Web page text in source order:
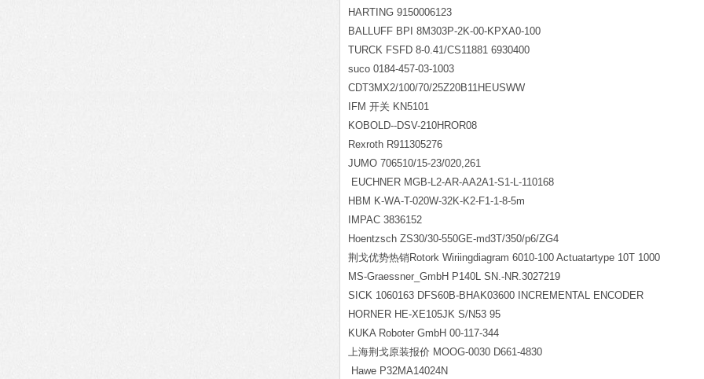
HARTING 9150006123
BALLUFF BPI 8M303P-2K-00-KPXA0-100
TURCK FSFD 8-0.41/CS11881 6930400
suco 0184-457-03-1003
CDT3MX2/100/70/25Z20B11HEUSWW
IFM 开关 KN5101
KOBOLD--DSV-210HROR08
Rexroth R911305276
JUMO 706510/15-23/020,261
EUCHNER MGB-L2-AR-AA2A1-S1-L-110168
HBM K-WA-T-020W-32K-K2-F1-1-8-5m
IMPAC 3836152
Hoentzsch ZS30/30-550GE-md3T/350/p6/ZG4
荆戈优势热销Rotork Wiriingdiagram 6010-100 Actuatartype 10T 1000
MS-Graessner_GmbH P140L SN.-NR.3027219
SICK 1060163 DFS60B-BHAK03600 INCREMENTAL ENCODER
HORNER HE-XE105JK S/N53 95
KUKA Roboter GmbH 00-117-344
上海荆戈原装报价 MOOG-0030 D661-4830
Hawe P32MA14024N